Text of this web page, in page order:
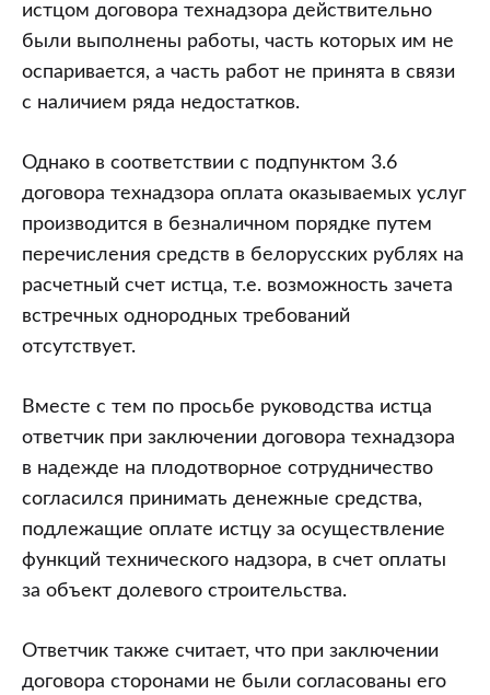
истцом договора технадзора действительно
были выполнены работы, часть которых им не
оспаривается, а часть работ не принята в связи
с наличием ряда недостатков.
Однако в соответствии с подпунктом 3.6
договора технадзора оплата оказываемых услуг
производится в безналичном порядке путем
перечисления средств в белорусских рублях на
расчетный счет истца, т.е. возможность зачета
встречных однородных требований
отсутствует.
Вместе с тем по просьбе руководства истца
ответчик при заключении договора технадзора
в надежде на плодотворное сотрудничество
согласился принимать денежные средства,
подлежащие оплате истцу за осуществление
функций технического надзора, в счет оплаты
за объект долевого строительства.
Ответчик также считает, что при заключении
договора сторонами не были согласованы его